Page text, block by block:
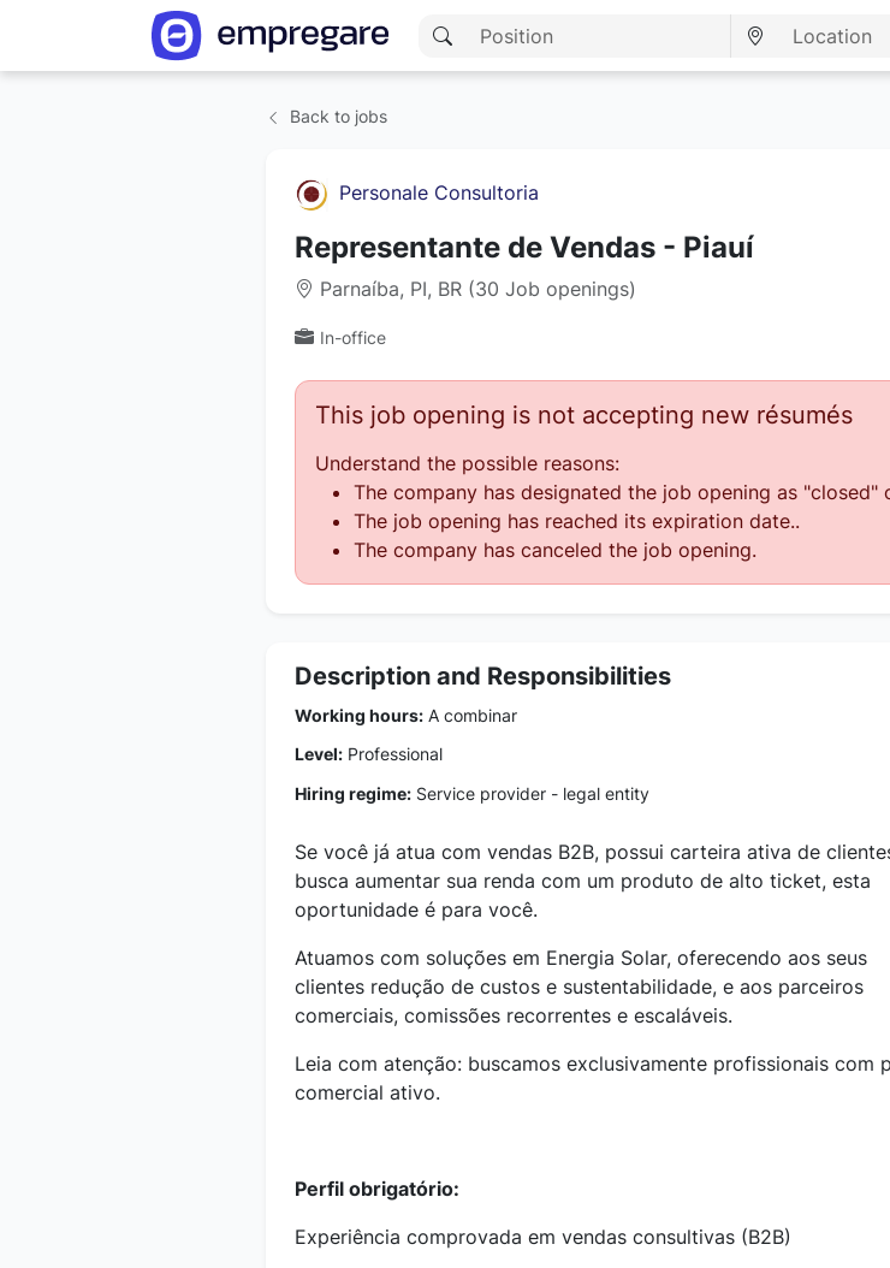
Back to jobs
Personale Consultoria
Representante de Vendas - Piauí
Parnaíba, PI, BR (30 Job openings)
In-office
This job opening is not accepting new résumés
Understand the possible reasons:
The company has designated the job opening as "closed"
The job opening has reached its expiration date..
The company has canceled the job opening.
Description and Responsibilities
Working hours: A combinar
Level: Professional
Hiring regime: Service provider - legal entity
Se você já atua com vendas B2B, possui carteira ativa de
busca aumentar sua renda com um produto de alto ticket, esta
oportunidade é para você.
Atuamos com soluções em Energia Solar, oferecendo aos seus
clientes redução de custos e sustentabilidade, e aos parceiros
comerciais, comissões recorrentes e escaláveis.
Leia com atenção: buscamos exclusivamente profissionais com
comercial ativo.
Perfil obrigatório:
Experiência comprovada em vendas consultivas (B2B)